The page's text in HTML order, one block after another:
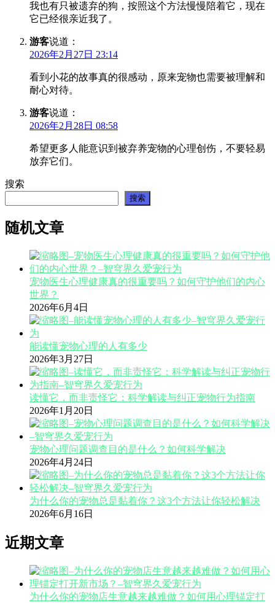
我也有只被遗弃的狗，按照这个方法慢慢陪着它，现在
它已经很亲近我了。
游客说道：
2026年2月27日 23:14
看到小花的故事真的很感动，原来宠物也需要被理解和
耐心对待。
游客说道：
2026年2月28日 08:58
希望更多人能意识到被弃养宠物的心理创伤，不要轻易
放弃它们。
搜索
搜索
随机文章
宠物医生心理健康真的很重要吗？如何守护他们的内心
世界？
2026年6月4日
能读懂宠物心理的人有多少
2026年3月27日
读懂它，而非责怪它：科学解读与纠正宠物行为指南
2026年1月20日
宠物心理问题调查目的是什么？如何科学解决
2026年4月24日
为什么你的宠物总是黏着你？这3个方法让你轻松解决
2026年6月16日
近期文章
为什么你的宠物店生意越来越难做？如何用心理锚定打